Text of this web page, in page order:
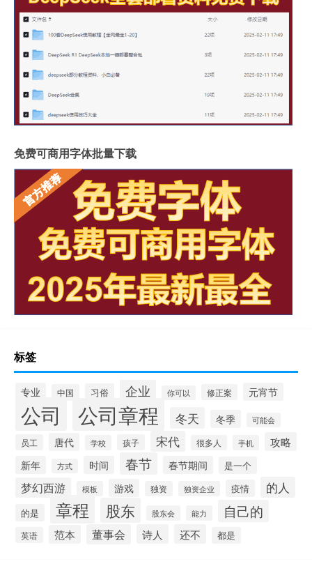
免费可商用字体批量下载
标签
专业 中国 习俗 企业 你可以 修正案 元宵节
公司 公司章程 冬天 冬季 可能会
员工 唐代 学校 孩子 宋代 很多人 手机 攻略
新年 方式 时间 春节 春节期间 是一个
梦幻西游 模板 游戏 独资 独资企业 疫情 的人
的是 章程 股东 股东会 能力 自己的
英语 范本 董事会 诗人 还不 都是